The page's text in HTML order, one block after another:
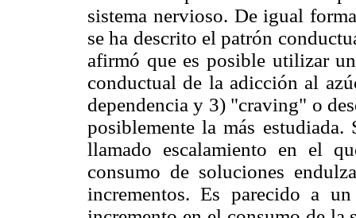
sistema nervioso. De igual
se ha descrito el patrón
afirmó que es posible utilizar
conductual de la adicción al
dependencia y 3) "craving" o
posiblemente la más
llamado escalamiento en el
consumo de soluciones
incrementos. Es parecido a